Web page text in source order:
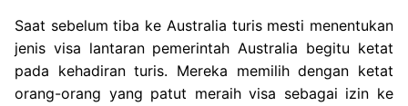
Saat sebelum tiba ke Australia turis mesti menentukan
jenis visa lantaran pemerintah Australia begitu ketat
pada kehadiran turis. Mereka memilih dengan ketat
orang-orang yang patut meraih visa sebagai izin ke